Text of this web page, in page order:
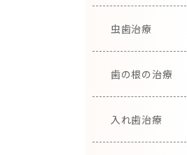
虫歯治療
歯の根の治療
入れ歯治療